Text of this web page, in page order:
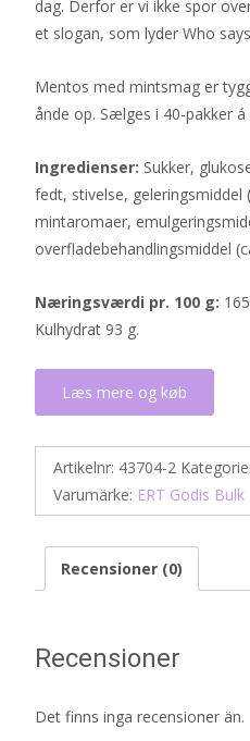
dag. Derfor er vi ikke spor
et slogan, som lyder Who
Mentos med mintsmag er
ånde op. Sælges i 40-pakker
Ingredienser: Sukker,
fedt, stivelse, geleringsmiddel
mintaromaer,
overfladebehandlingsmiddel
Næringsværdi pr. 100 g:
Kulhydrat 93 g.
Læs mere og køb
Artikelnr: 43704-2
Varumärke: ERT Godis Bulk
Recensioner (0)
Recensioner
Det finns inga recensioner än.